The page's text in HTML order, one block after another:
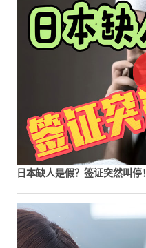
日本缺人是假？签证突然叫停！